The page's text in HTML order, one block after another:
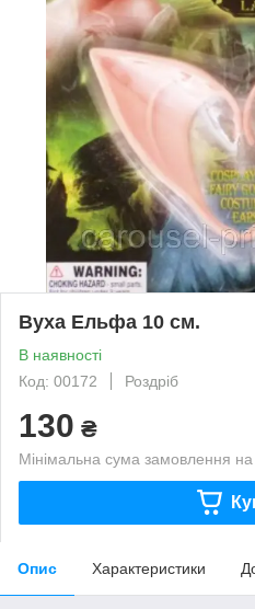
Вуха Ельфа 10 см.
В наявності
Код: 00172
Роздріб
130 ₴
Мінімальна сума замовлення
Опис Характеристики